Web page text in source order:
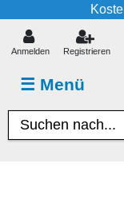
☰ Menü
Anmelden Registrieren